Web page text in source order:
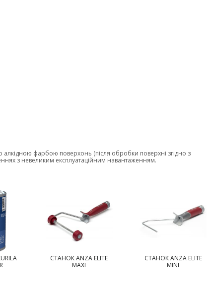
фарбою поверхонь (після обробки поверхні згідно з
з невеликим експлуатаційним навантаженням.
СТАНОК ANZA ELITE
MINI
ПІДДОН ДЛЯ ФАРБИ
ANZA